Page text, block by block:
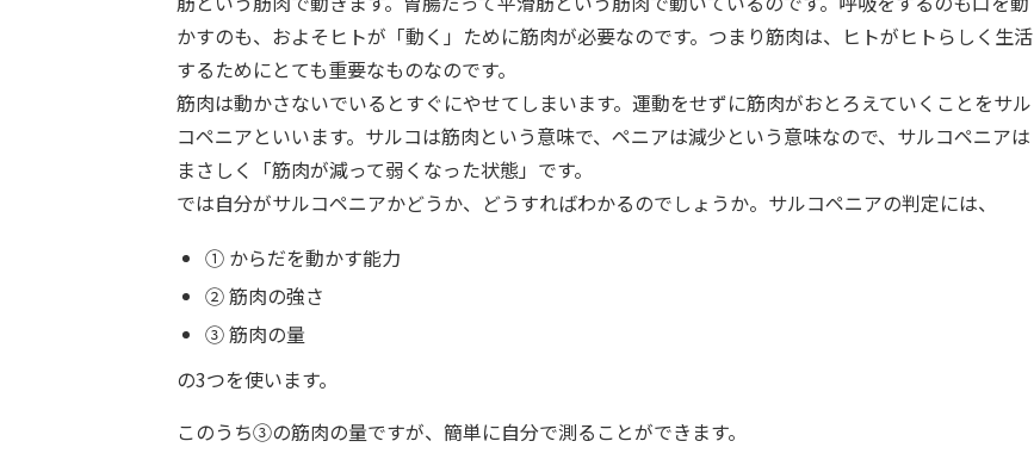
かすのも、およそヒトが「動く」ために筋肉が必要なのです。つまり筋肉は、ヒトがヒトらしく生活
するためにとても重要なものなのです。
筋肉は動かさないでいるとすぐにやせてしまいます。運動をせずに筋肉がおとろえていくことをサル
コペニアといいます。サルコは筋肉という意味で、ペニアは減少という意味なので、サルコペニアは
まさしく「筋肉が減って弱くなった状態」です。
では自分がサルコペニアかどうか、どうすればわかるのでしょうか。サルコペニアの判定には、
① からだを動かす能力
② 筋肉の強さ
③ 筋肉の量
の3つを使います。
このうち③の筋肉の量ですが、簡単に自分で測ることができます。